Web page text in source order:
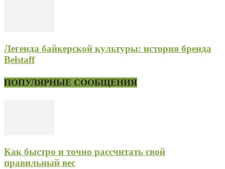
Легенда байкерской культуры: история бренда
Belstaff
ПОПУЛЯРНЫЕ СООБЩЕНИЯ
Как быстро и точно рассчитать свой
правильный вес